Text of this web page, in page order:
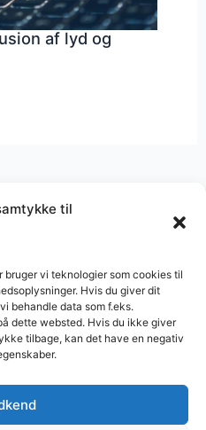
til
bruger vi teknologier som cookies til
Hvis du giver dit
behandle data som f.eks.
dette websted. Hvis du ikke giver
tilbage, kan det have en negativ
af lyd og
BasimWorld
WordPress